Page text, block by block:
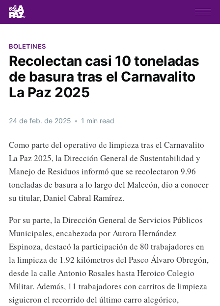
BOLETINES
Recolectan casi 10 toneladas
de basura tras el Carnavalito
La Paz 2025
24 de feb. de 2025 • 1 min read
Como parte del operativo de limpieza tras el Carnavalito
La Paz 2025, la Dirección General de Sustentabilidad y
Manejo de Residuos informó que se recolectaron 9.96
toneladas de basura a lo largo del Malecón, dio a conocer
su titular, Daniel Cabral Ramírez.
Por su parte, la Dirección General de Servicios Públicos
Municipales, encabezada por Aurora Hernández
Espinoza, destacó la participación de 80 trabajadores en
la limpieza de 1.92 kilómetros del Paseo Álvaro Obregón,
desde la calle Antonio Rosales hasta Heroico Colegio
Militar. Además, 11 trabajadores con carritos de limpieza
siguieron el recorrido del último carro alegórico,